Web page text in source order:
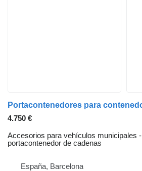
4.750 €
Accesorios para vehículos municipales -
portacontenedor de cadenas
España, Barcelona